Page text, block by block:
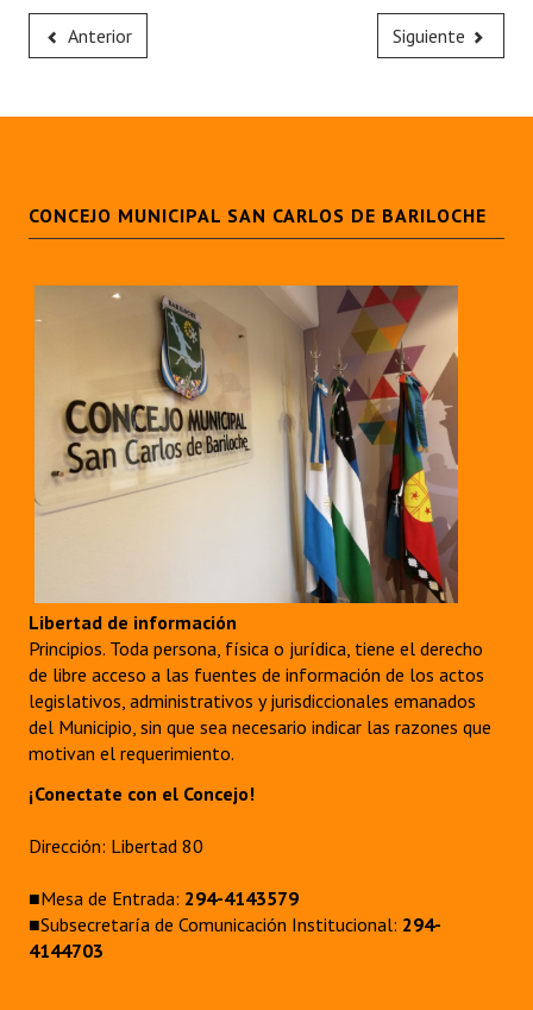
Anterior Siguiente
CONCEJO MUNICIPAL SAN CARLOS DE BARILOCHE
Libertad de información
Principios. Toda persona, física o jurídica, tiene el derecho
de libre acceso a las fuentes de información de los actos
legislativos, administrativos y jurisdiccionales emanados
del Municipio, sin que sea necesario indicar las razones que
motivan el requerimiento.
¡Conectate con el Concejo!
Dirección: Libertad 80
■Mesa de Entrada: 294-4143579
■Subsecretaría de Comunicación Institucional: 294-
4144703